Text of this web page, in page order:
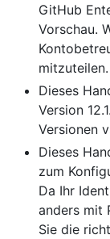
GitHub
Vorschau.
mitzuteilen.
Dieses
Version
Versionen
Dieses
zum
Da Ihr
anders mit
Sie die